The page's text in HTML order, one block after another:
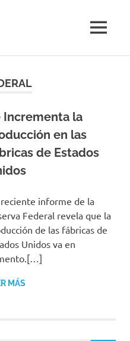
GCLExperts
MENÚ
Incrementa la
en las
de Estados
informe de la
Federal revela que la
de las fábricas de
Unidos va en
MÁS